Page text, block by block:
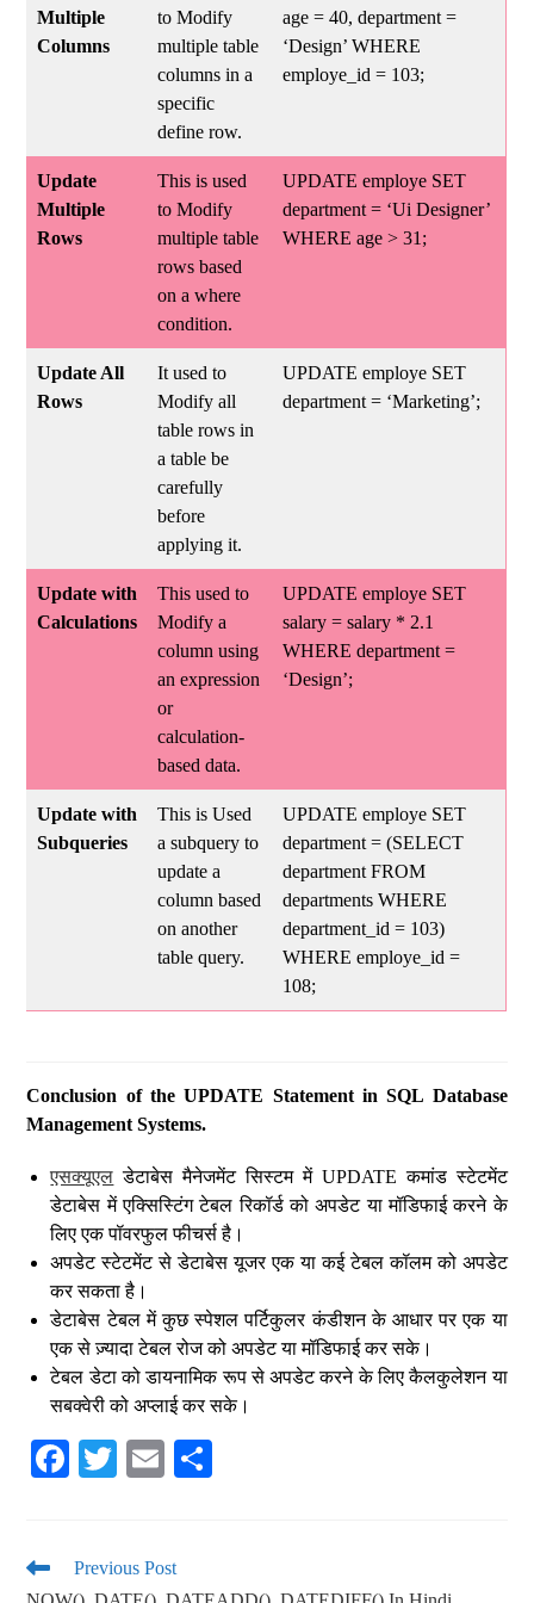
Multiple
Columns
to Modify
multiple table
columns in a
specific
define row.
age = 40, department =
‘Design’ WHERE
employe_id = 103;
Update
Multiple
Rows
This is used
to Modify
multiple table
rows based
on a where
condition.
UPDATE employe SET
department = ‘Ui Designer’
WHERE age > 31;
Update All
Rows
It used to
Modify all
table rows in
a table be
carefully
before
applying it.
UPDATE employe SET
department = ‘Marketing’;
Update with
Calculations
This used to
Modify a
column using
an expression
or
calculation-
based data.
UPDATE employe SET
salary = salary * 2.1
WHERE department =
‘Design’;
Update with
Subqueries
This is Used
a subquery to
update a
column based
on another
table query.
UPDATE employe SET
department = (SELECT
department FROM
departments WHERE
department_id = 103)
WHERE employe_id =
108;
Conclusion of the UPDATE Statement in SQL Database
Management Systems.
एसक्यूएल डेटाबेस मैनेजमेंट सिस्टम में UPDATE कमांड स्टेटमेंट
डेटाबेस में एक्सिस्टिंग टेबल रिकॉर्ड को अपडेट या मॉडिफाई करने के
लिए एक पॉवरफुल फीचर्स है।
अपडेट स्टेटमेंट से डेटाबेस यूजर एक या कई टेबल कॉलम को अपडेट
कर सकता है।
डेटाबेस टेबल में कुछ स्पेशल पर्टिकुलर कंडीशन के आधार पर एक या
एक से ज़्यादा टेबल रोज को अपडेट या मॉडिफाई कर सके।
टेबल डेटा को डायनामिक रूप से अपडेट करने के लिए कैलकुलेशन या
सबक्वेरी को अप्लाई कर सके।
Fa
ok
T
r
E
Previous Post